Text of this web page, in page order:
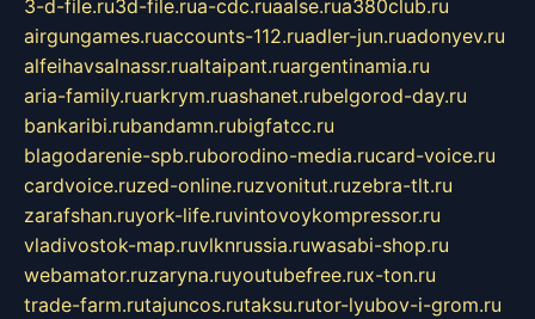
3-d-file.ru3d-file.rua-cdc.ruaalse.rua380club.ru
airgungames.ruaccounts-112.ruadler-jun.ruadonyev.ru
alfeihavsalnassr.rualtaipant.ruargentinamia.ru
aria-family.ruarkrym.ruashanet.rubelgorod-day.ru
bankaribi.rubandamn.rubigfatcc.ru
blagodarenie-spb.ruborodino-media.rucard-voice.ru
cardvoice.ruzed-online.ruzvonitut.ruzebra-tlt.ru
zarafshan.ruyork-life.ruvintovoykompressor.ru
vladivostok-map.ruvlknrussia.ruwasabi-shop.ru
webamator.ruzaryna.ruyoutubefree.rux-ton.ru
trade-farm.rutajuncos.rutaksu.rutor-lyubov-i-grom.ru